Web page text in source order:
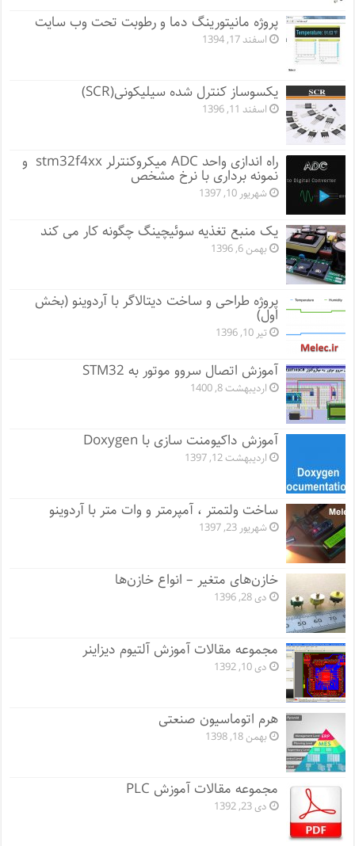
پروژه مانيتورينگ دما و رطوبت تحت وب سایت
اسفند 17, 1394
یکسوساز کنترل شده سیلیکونی(SCR)
اسفند 11, 1396
راه اندازی واحد ADC میکروکنترلر stm32f4xx و
نمونه برداری با نرخ مشخص
شهریور 10, 1397
یک منبع تغذیه سوئیچینگ چگونه کار می کند
بهمن 6, 1396
پروژه طراحی و ساخت دیتالاگر با آردوینو (بخش
اول)
تیر 10, 1396
آموزش اتصال سروو موتور به STM32
اردیبهشت 8, 1400
آموزش داکیومنت سازی با Doxygen
اردیبهشت 12, 1397
ساخت ولتمتر ، آمپرمتر و وات متر با آردوینو
شهریور 23, 1397
خازن‌های متغیر – انواع خازن‌ها
دی 28, 1396
مجموعه مقالات آموزش آلتیوم دیزاینر
دی 10, 1392
هرم اتوماسیون صنعتی
بهمن 18, 1398
مجموعه مقالات آموزش PLC
دی 23, 1392